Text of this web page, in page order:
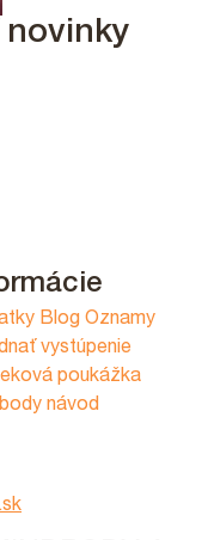
Blog Oznamy
vystúpenie
poukážka
návod